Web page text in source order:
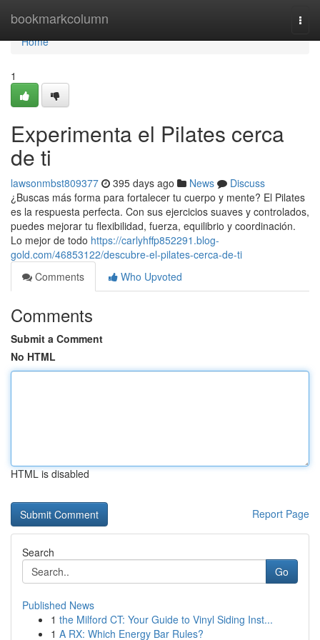
bookmarkcolumn
Home
Home
1
Experimenta el Pilates cerca
de ti
lawsonmbst809377 395 days ago News
Discuss
¿Buscas más forma para fortalecer tu cuerpo y mente? El Pilates
es la respuesta perfecta. Con sus ejercicios suaves y controlados,
puedes mejorar tu flexibilidad, fuerza, equilibrio y coordinación.
Lo mejor de todo https://carlyhffp852291.blog-
gold.com/46853122/descubre-el-pilates-cerca-de-ti
Comments
Who Upvoted
Comments
Submit a Comment
No HTML
HTML is disabled
Report Page
Search
Go
Published News
1 the Milford CT: Your Guide to Vinyl Siding Inst...
1 A RX: Which Energy Bar Rules?